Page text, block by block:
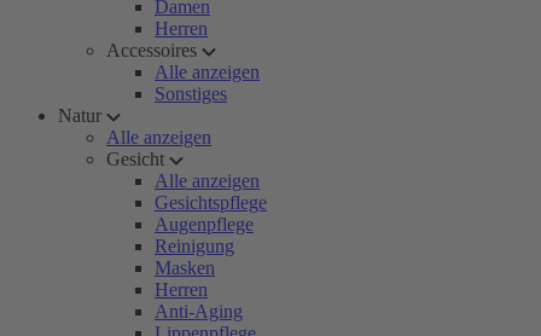
Damen
Herren
Accessoires
Alle anzeigen
Sonstiges
Natur
Alle anzeigen
Gesicht
Alle anzeigen
Gesichtspflege
Augenpflege
Reinigung
Masken
Herren
Anti-Aging